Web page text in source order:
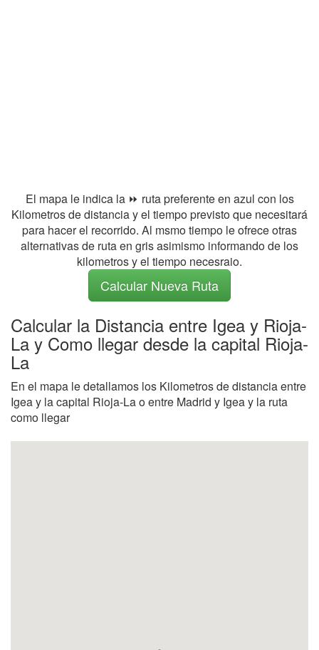
El mapa le indica la ⏩ ruta preferente en azul con los
Kilometros de distancia y el tiempo previsto que necesitará
para hacer el recorrido. Al msmo tiempo le ofrece otras
alternativas de ruta en gris asimismo informando de los
kilometros y el tiempo necesraio.
Calcular Nueva Ruta
Calcular la Distancia entre Igea y Rioja-
La y Como llegar desde la capital Rioja-
La
En el mapa le detallamos los Kilometros de distancia entre
Igea y la capital Rioja-La o entre Madrid y Igea y la ruta
como llegar